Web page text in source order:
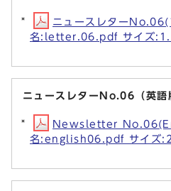
ニュースレターNo.06(
名:letter.06.pdf サイズ
ニュースレターNo.06（英語
Newsletter
名:english06.pdf サイズ